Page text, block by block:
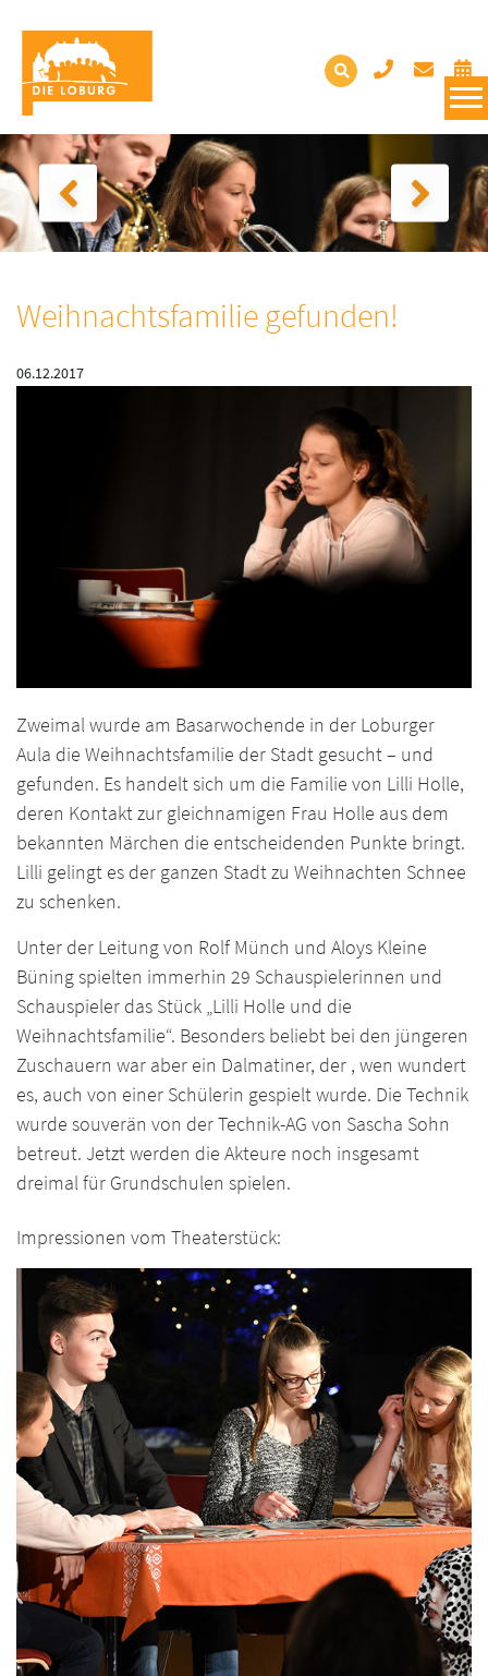
Weihnachtsfamilie gefunden!
06.12.2017
Zweimal wurde am Basarwochende in der Loburger
Aula die Weihnachtsfamilie der Stadt gesucht – und
gefunden. Es handelt sich um die Familie von Lilli Holle,
deren Kontakt zur gleichnamigen Frau Holle aus dem
bekannten Märchen die entscheidenden Punkte bringt.
Lilli gelingt es der ganzen Stadt zu Weihnachten Schnee
zu schenken.
Unter der Leitung von Rolf Münch und Aloys Kleine
Büning spielten immerhin 29 Schauspielerinnen und
Schauspieler das Stück „Lilli Holle und die
Weihnachtsfamilie“. Besonders beliebt bei den jüngeren
Zuschauern war aber ein Dalmatiner, der , wen wundert
es, auch von einer Schülerin gespielt wurde. Die Technik
wurde souverän von der Technik-AG von Sascha Sohn
betreut. Jetzt werden die Akteure noch insgesamt
dreimal für Grundschulen spielen.
Impressionen vom Theaterstück: